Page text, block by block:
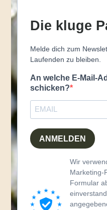
Die kluge
Melde dich zum
Laufenden zu bleiben.
An welche E-Mail-
schicken?
ANMELDEN
Wir
Marketing-
Formular